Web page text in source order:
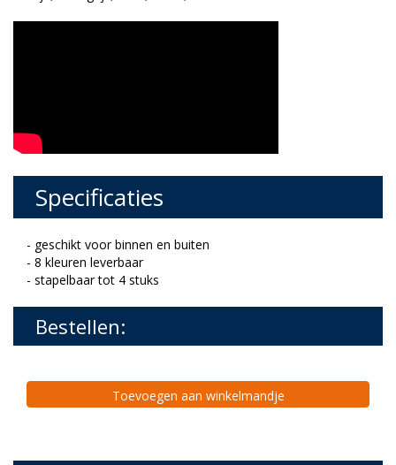
Specificaties
- geschikt voor binnen en buiten
- 8 kleuren leverbaar
- stapelbaar tot 4 stuks
Bestellen:
Toevoegen aan winkelmandje